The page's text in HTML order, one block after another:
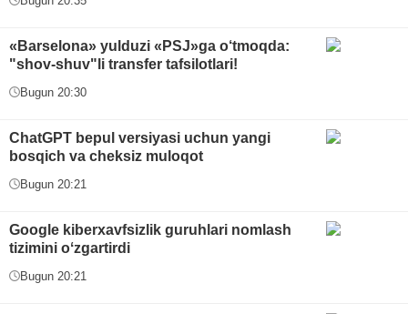
«Barselona» yulduzi «PSJ»ga o‘tmoqda:
"shov-shuv"li transfer tafsilotlari!
Bugun 20:30
ChatGPT bepul versiyasi uchun yangi
bosqich va cheksiz muloqot
Bugun 20:21
Google kiberxavfsizlik guruhlari nomlash
tizimini oʻzgartirdi
Bugun 20:21